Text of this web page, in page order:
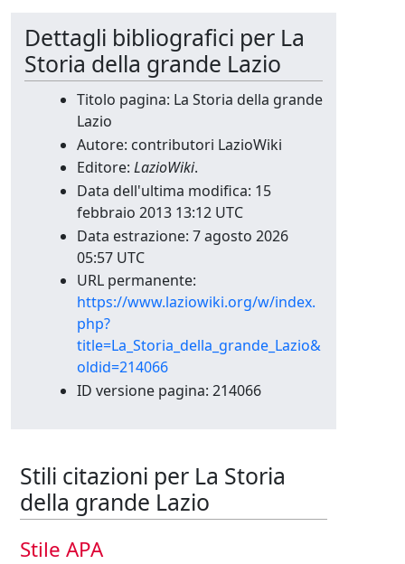
Dettagli bibliografici per La
Storia della grande Lazio
Titolo pagina: La Storia della grande
Lazio
Autore: contributori LazioWiki
Editore: LazioWiki.
Data dell'ultima modifica: 15
febbraio 2013 13:12 UTC
Data estrazione: 7 agosto 2026
05:57 UTC
URL permanente:
https://www.laziowiki.org/w/index.
php?
title=La_Storia_della_grande_Lazio&
oldid=214066
ID versione pagina: 214066
Stili citazioni per La Storia
della grande Lazio
Stile APA